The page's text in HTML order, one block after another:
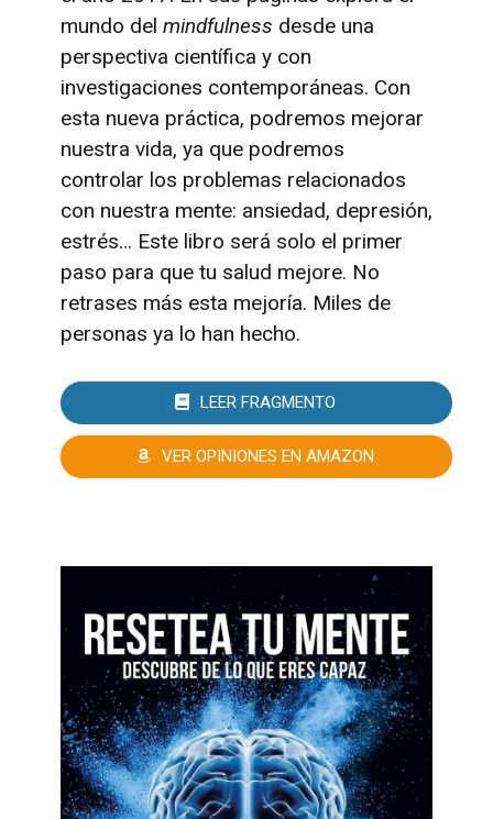
mundo del mindfulness desde una
perspectiva científica y con
investigaciones contemporáneas. Con
esta nueva práctica, podremos mejorar
nuestra vida, ya que podremos
controlar los problemas relacionados
con nuestra mente: ansiedad, depresión,
estrés… Este libro será solo el primer
paso para que tu salud mejore. No
retrases más esta mejoría. Miles de
personas ya lo han hecho.
LEER FRAGMENTO
VER OPINIONES EN AMAZON